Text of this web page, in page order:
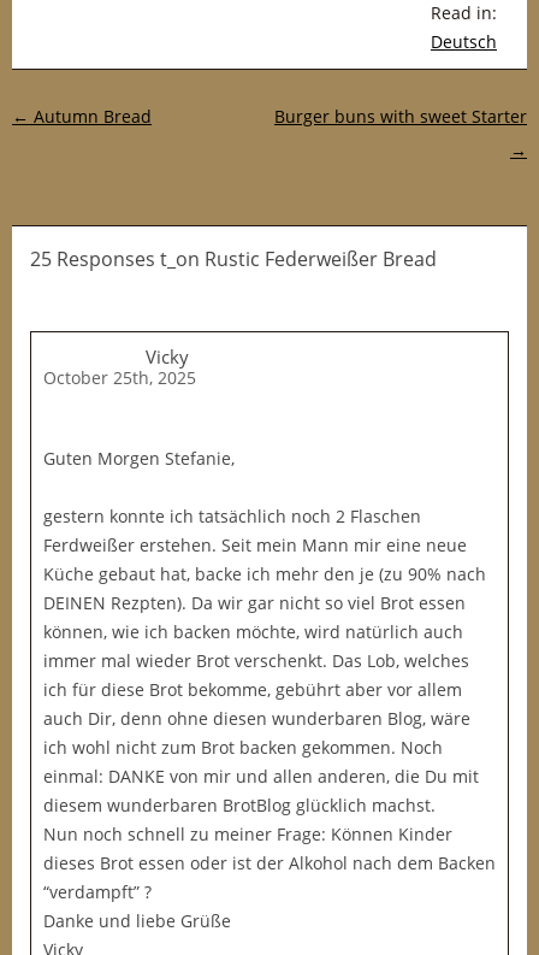
Read in:
Deutsch
Post navigation
← Autumn Bread
Burger buns with sweet Starter
→
25 Responses t_on Rustic Federweißer Bread
Vicky
October 25th, 2025
Guten Morgen Stefanie,
gestern konnte ich tatsächlich noch 2 Flaschen
Ferdweißer erstehen. Seit mein Mann mir eine neue
Küche gebaut hat, backe ich mehr den je (zu 90% nach
DEINEN Rezpten). Da wir gar nicht so viel Brot essen
können, wie ich backen möchte, wird natürlich auch
immer mal wieder Brot verschenkt. Das Lob, welches
ich für diese Brot bekomme, gebührt aber vor allem
auch Dir, denn ohne diesen wunderbaren Blog, wäre
ich wohl nicht zum Brot backen gekommen. Noch
einmal: DANKE von mir und allen anderen, die Du mit
diesem wunderbaren BrotBlog glücklich machst.
Nun noch schnell zu meiner Frage: Können Kinder
dieses Brot essen oder ist der Alkohol nach dem Backen
“verdampft” ?
Danke und liebe Grüße
Vicky